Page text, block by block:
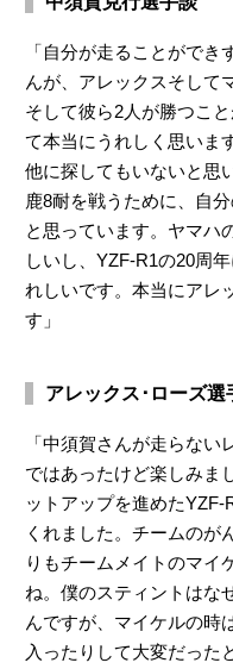
「自分が走ることがで
んが、アレックスそして
そして彼ら2人が勝つこ
て本当にうれしく思いま
他に探してもいないと思
鹿8耐を戦うために、自
と思っています。ヤマハ
しいし、YZF-R1の20周
れしいです。本当にアレ
す」
アレックス･ローズ選
「中須賀さんが走らな
ではあったけど楽しみま
ットアップを進めたYZF-
くれました。チームのが
りもチームメイトのマイ
ね。僕のスティントはな
んですが、マイケルの時
入ったりして大変だった